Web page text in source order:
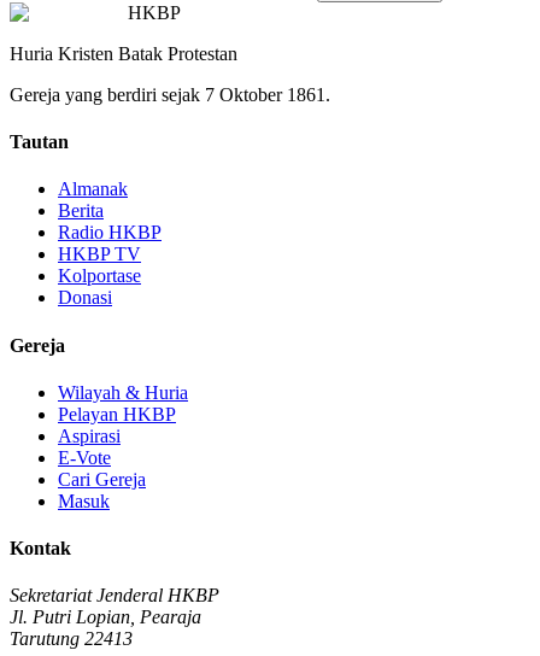
HKBP
Huria Kristen Batak Protestan
Gereja yang berdiri sejak 7 Oktober 1861.
Tautan
Almanak
Berita
Radio HKBP
HKBP TV
Kolportase
Donasi
Gereja
Wilayah & Huria
Pelayan HKBP
Aspirasi
E-Vote
Cari Gereja
Masuk
Kontak
Sekretariat Jenderal HKBP
Jl. Putri Lopian, Pearaja
Tarutung 22413